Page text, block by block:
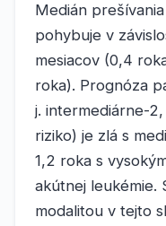
Medián
pohybuje v
mesiacov (0,4
roka). Prognóza
j. intermediárne-
riziko) je zlá s
1,2 roka s
akútnej leukémie.
modalitou v tejto